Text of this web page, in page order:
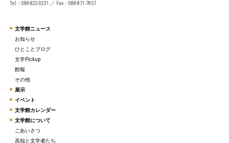
Tel：088-822-0231 ／ Fax：088-871-7857
文学館ニュース
お知らせ
ひとことブログ
文学Pickup
館報
その他
展示
イベント
文学館カレンダー
文学館について
ごあいさつ
高知と文学者たち